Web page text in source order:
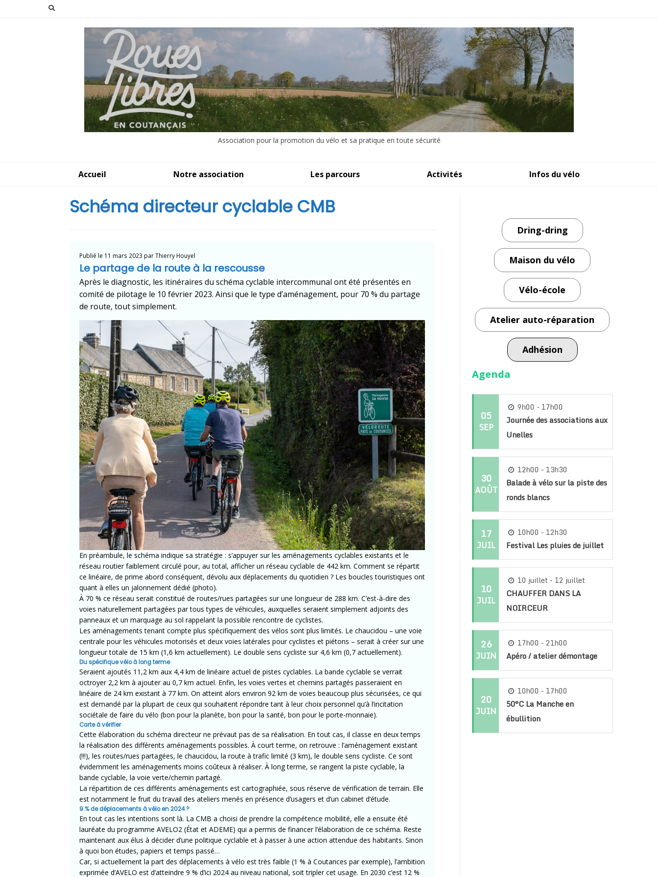
Association pour la promotion du vélo et sa pratique en toute sécurité
Accueil Notre association Les parcours Activités Infos du vélo
Schéma directeur cyclable CMB
Publié le 11 mars 2023 parThierry Houyel
Le partage de la route à la rescousse
Après le diagnostic, les itinéraires du schéma cyclable intercommunal ont été présentés en
comité de pilotage le 10 février 2023. Ainsi que le type d’aménagement, pour 70 % du partage
de route, tout simplement.
En préambule, le schéma indique sa stratégie : s’appuyer sur les aménagements cyclables existants et le
réseau routier faiblement circulé pour, au total, afficher un réseau cyclable de 442 km. Comment se répartit
ce linéaire, de prime abord conséquent, dévolu aux déplacements du quotidien ? Les boucles touristiques ont
quant à elles un jalonnement dédié (photo).
À 70 % ce réseau serait constitué de routes/rues partagées sur une longueur de 288 km. C’est-à-dire des
voies naturellement partagées par tous types de véhicules, auxquelles seraient simplement adjoints des
panneaux et un marquage au sol rappelant la possible rencontre de cyclistes.
Les aménagements tenant compte plus spécifiquement des vélos sont plus limités. Le chaucidou – une voie
centrale pour les véhicules motorisés et deux voies latérales pour cyclistes et piétons – serait à créer sur une
longueur totale de 15 km (1,6 km actuellement). Le double sens cycliste sur 4,6 km (0,7 actuellement).
Du spécifique vélo à long terme
Seraient ajoutés 11,2 km aux 4,4 km de linéaire actuel de pistes cyclables. La bande cyclable se verrait
octroyer 2,2 km à ajouter au 0,7 km actuel. Enfin, les voies vertes et chemins partagés passeraient en
linéaire de 24 km existant à 77 km. On atteint alors environ 92 km de voies beaucoup plus sécurisées, ce qui
est demandé par la plupart de ceux qui souhaitent répondre tant à leur choix personnel qu’à l’incitation
sociétale de faire du vélo (bon pour la planète, bon pour la santé, bon pour le porte-monnaie).
Carte à vérifier
Cette élaboration du schéma directeur ne prévaut pas de sa réalisation. En tout cas, il classe en deux temps
la réalisation des différents aménagements possibles. À court terme, on retrouve : l’aménagement existant
(!!!), les routes/rues partagées, le chaucidou, la route à trafic limité (3 km), le double sens cycliste. Ce sont
évidemment les aménagements moins coûteux à réaliser. À long terme, se rangent la piste cyclable, la
bande cyclable, la voie verte/chemin partagé.
La répartition de ces différents aménagements est cartographiée, sous réserve de vérification de terrain. Elle
est notamment le fruit du travail des ateliers menés en présence d’usagers et d’un cabinet d’étude.
9 % de déplacements à vélo en 2024 ?
En tout cas les intentions sont là. La CMB a choisi de prendre la compétence mobilité, elle a ensuite été
lauréate du programme AVELO2 (État et ADEME) qui a permis de financer l’élaboration de ce schéma. Reste
maintenant aux élus à décider d’une politique cyclable et à passer à une action attendue des habitants. Sinon
à quoi bon études, papiers et temps passé…
Car, si actuellement la part des déplacements à vélo est très faible (1 % à Coutances par exemple), l’ambition
exprimée d’AVELO est d’atteindre 9 % d’ici 2024 au niveau national, soit tripler cet usage. En 2030 c’est 12 %
Dring-dring
Maison du vélo
Vélo-école
Atelier auto-réparation
Adhésion
Agenda
05
SEP
9h00 - 17h00
Journée des associations aux
Unelles
30
AOÛT
12h00 - 13h30
Balade à vélo sur la piste des
ronds blancs
17
JUIL
10h00 - 12h30
Festival Les pluies de juillet
10
JUIL
10 juillet - 12 juillet
CHAUFFER DANS LA
NOIRCEUR
26
JUIN
17h00 - 21h00
Apéro / atelier démontage
20
JUIN
10h00 - 17h00
50°C La Manche en
ébullition